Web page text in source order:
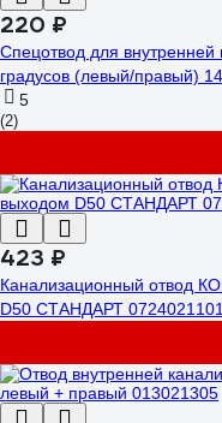
220 ₽
Спецотвод для
градусов (левый/правый)
5
(2)
423 ₽
Канализационный отвод
D50 СТАНДАРТ